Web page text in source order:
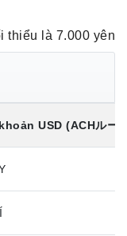
thiểu là 7.000 yên
USD(ACHルー